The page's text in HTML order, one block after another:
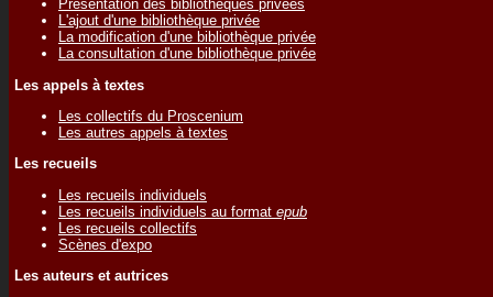
Présentation des bibliothèques privées
L'ajout d'une bibliothèque privée
La modification d'une bibliothèque privée
La consultation d'une bibliothèque privée
Les appels à textes
Les collectifs du Proscenium
Les autres appels à textes
Les recueils
Les recueils individuels
Les recueils individuels au format epub
Les recueils collectifs
Scènes d'expo
Les auteurs et autrices